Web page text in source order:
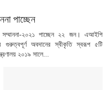
পাচ্ছেন
২০২১ পাচ্ছেন ২২ জন। এআইপি
গুরুত্বপূর্ণ অবদানের স্বীকৃতি স্বরূপ ৫টি
২০১৯ সালে...